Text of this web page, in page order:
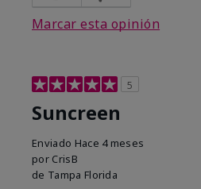
Marcar esta opinión
5
Suncreen
Enviado Hace 4 meses
por CrisB
de Tampa Florida